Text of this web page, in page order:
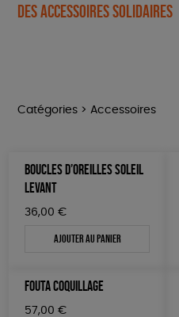
Des accessoires solidaires
Catégories > Accessoires
ÉPICERIE
MAISON
ACCESSOIRES
Par défaut
Nouveauté
Prix : du - cher au + cher
Prix
50 € - 100 €
150 € - 200 €
Plus de 200€
Couleur
Mots clés
BOUCLES D’OREILLES SOLEIL
LEVANT
36,00 €
Ajouter au panier
FOUTA COQUILLAGE
57,00 €